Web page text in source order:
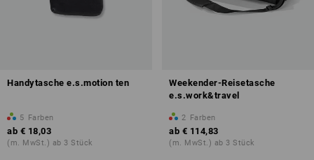
Handytasche e.s.motion ten
5 Farben
ab € 18,03
(m. MwSt.) ab 3 Stück
Weekender-Reisetasche
e.s.work&travel
2 Farben
ab € 114,83
(m. MwSt.) ab 3 Stück